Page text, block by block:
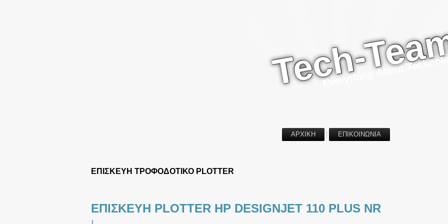
Tech-Everything About Technology
ΑΡΧΙΚΗ ΕΠΙΚΟΙΝΩΝΙΑ
ΕΠΙΣΚΕΥΗ ΤΡΟΦΟΔΟΤΙΚΟ PLOTTER
ΕΠΙΣΚΕΥΗ PLOTTER HP DESIGNJET 110 PLUS NR